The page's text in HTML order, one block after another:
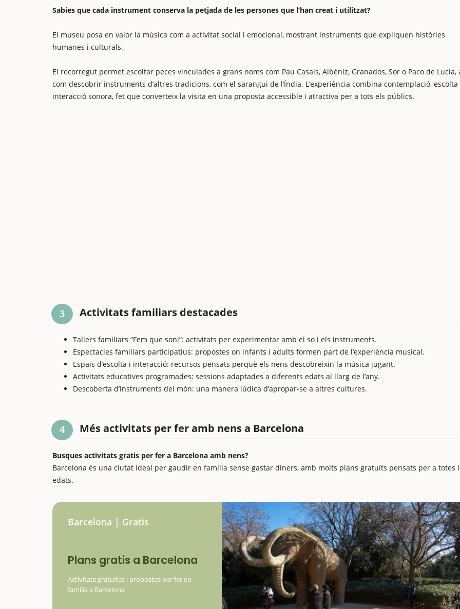
Sabies que cada instrument conserva la petjada de les persones que l’han creat i utilitzat?
El museu posa en valor la música com a activitat social i emocional, mostrant instruments que expliquen històries
humanes i culturals.
El recorregut permet escoltar peces vinculades a grans noms com Pau Casals, Albéniz, Granados, Sor o Paco de Lucía,
com descobrir instruments d’altres tradicions, com el sarangui de l’Índia. L’experiència combina contemplació, escolta
interacció sonora, fet que converteix la visita en una proposta accessible i atractiva per a tots els públics.
3 Activitats familiars destacades
Tallers familiars “Fem que soni”: activitats per experimentar amb el so i els instruments.
Espectacles familiars participatius: propostes on infants i adults formen part de l’experiència musical.
Espais d’escolta i interacció: recursos pensats perquè els nens descobreixin la música jugant.
Activitats educatives programades: sessions adaptades a diferents edats al llarg de l’any.
Descoberta d’instruments del món: una manera lúdica d’apropar-se a altres cultures.
4 Més activitats per fer amb nens a Barcelona
Busques activitats gratis per fer a Barcelona amb nens?
Barcelona és una ciutat ideal per gaudir en família sense gastar diners, amb molts plans gratuïts pensats per a totes
edats.
Barcelona | Gratis
Plans gratis a Barcelona
Activitats gratuïtes i propostes per fer en
família a Barcelona